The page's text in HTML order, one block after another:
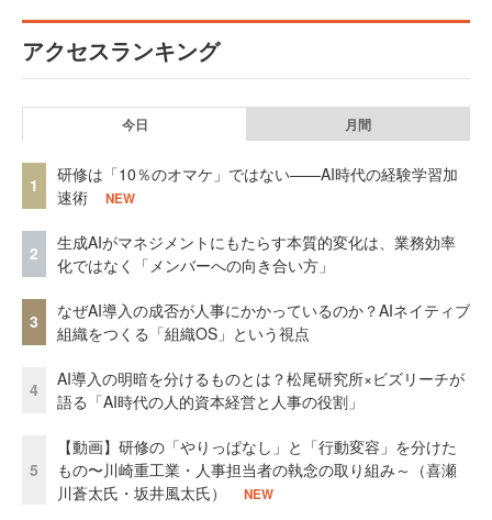
アクセスランキング
今日 月間
1
研修は「10％のオマケ」ではない——AI時代の経験学習加
速術
NEW
2
生成AIがマネジメントにもたらす本質的変化は、業務効率
化ではなく「メンバーへの向き合い方」
3
なぜAI導入の成否が人事にかかっているのか？AIネイティブ
組織をつくる「組織OS」という視点
4
AI導入の明暗を分けるものとは？松尾研究所×ビズリーチが
語る「AI時代の人的資本経営と人事の役割」
5
【動画】研修の「やりっぱなし」と「行動変容」を分けた
もの〜川崎重工業・人事担当者の執念の取り組み～（喜瀬
川蒼太氏・坂井風太氏）
NEW